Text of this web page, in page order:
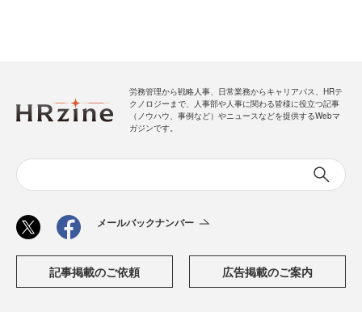
労務管理から戦略人事、日常業務からキャリアパス、HRテ
クノロジーまで、人事部や人事に関わる皆様に役立つ記事
（ノウハウ、事例など）やニュースなどを提供するWebマ
ガジンです。
メールバックナンバー
記事掲載のご依頼 広告掲載のご案内